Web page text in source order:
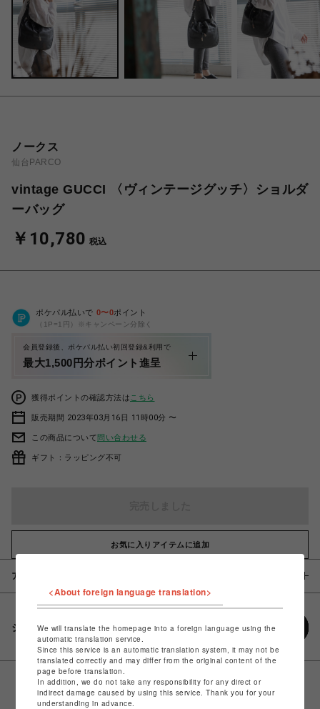
ノークス
仙台PARCO
vintage GUCCI 〈ヴィンテージグッチ〉ショルダ
ーバッグ
￥10,780 税込
ポケパル払いで 0〜0ポイント
（1P=1円）※キャンペーン分除く
会員登録後、ポケパル払い初回登録&利用で
最大1,500円分ポイント進呈
獲得ポイントの確認方法は こちら
販売期間 2023年03月16日 11時00分 〜
この商品について問い合わせる
ギフト：ラッピング不可
お気に入りアイテムに追加
アイテム説明 / 素材
シェアする
<About foreign language translation>
We will translate the homepage into a foreign language using the
automatic translation service.
Since this service is an automatic translation system, it may not be
translated correctly and may differ from the original content of the
page before translation.
In addition, we do not take any responsibility for any direct or
indirect damage caused by using this service. Thank you for your
understanding in advance.